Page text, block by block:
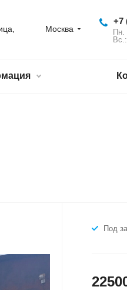
Москва
+7
Пн.
Под